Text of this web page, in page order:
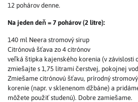
12 pohárov denne.
Na jeden deň = 7 pohárov (2 litre):
140 ml Neera stromový sirup
Citrónová šťava zo 4 citrónov
veľká štipka kajenského korenia (v závislosti
zmiešajte s 1,75 litrami čerstvej, pokojnej
Zmiešame citrónovú šťavu, prírodný
korenie (napr. v sklenenom džbáne) a
môžete použiť studenú). Dobre zamiešame.